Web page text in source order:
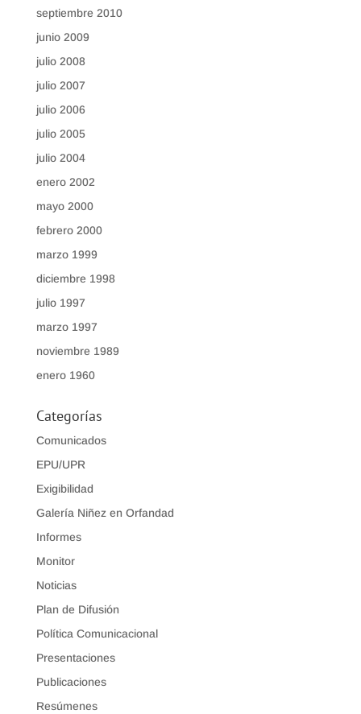
septiembre 2010
junio 2009
julio 2008
julio 2007
julio 2006
julio 2005
julio 2004
enero 2002
mayo 2000
febrero 2000
marzo 1999
diciembre 1998
julio 1997
marzo 1997
noviembre 1989
enero 1960
Categorías
Comunicados
EPU/UPR
Exigibilidad
Galería Niñez en Orfandad
Informes
Monitor
Noticias
Plan de Difusión
Política Comunicacional
Presentaciones
Publicaciones
Resúmenes